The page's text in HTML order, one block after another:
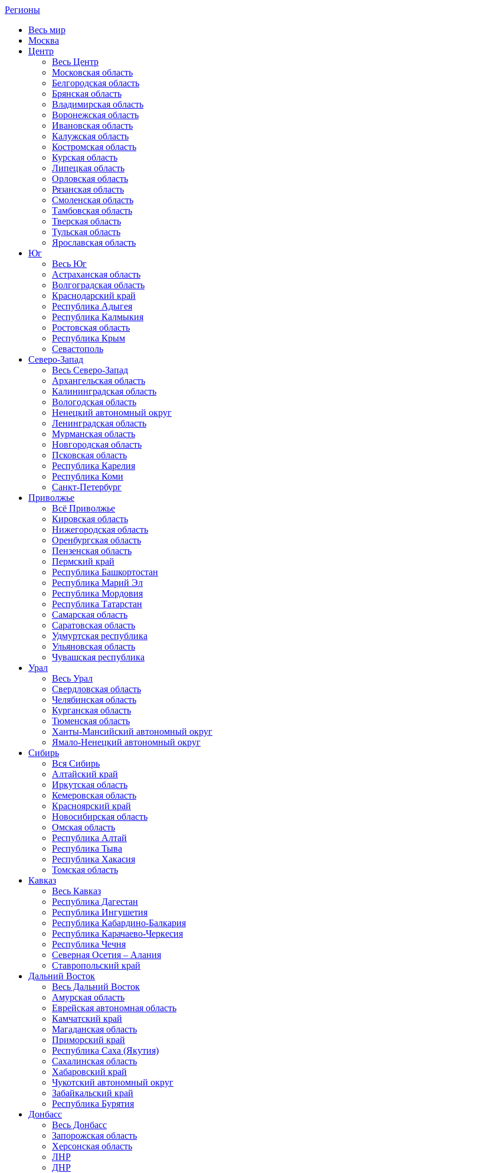
Регионы
Весь мир
Москва
Центр
Весь Центр
Московская область
Белгородская область
Брянская область
Владимирская область
Воронежская область
Ивановская область
Калужская область
Костромская область
Курская область
Липецкая область
Орловская область
Рязанская область
Смоленская область
Тамбовская область
Тверская область
Тульская область
Ярославская область
Юг
Весь Юг
Астраханская область
Волгоградская область
Краснодарский край
Республика Адыгея
Республика Калмыкия
Ростовская область
Республика Крым
Севастополь
Северо-Запад
Весь Северо-Запад
Архангельская область
Калининградская область
Вологодская область
Ненецкий автономный округ
Ленинградская область
Мурманская область
Новгородская область
Псковская область
Республика Карелия
Республика Коми
Санкт-Петербург
Приволжье
Всё Приволжье
Кировская область
Нижегородская область
Оренбургская область
Пензенская область
Пермский край
Республика Башкортостан
Республика Марий Эл
Республика Мордовия
Республика Татарстан
Самарская область
Саратовская область
Удмуртская республика
Ульяновская область
Чувашская республика
Урал
Весь Урал
Свердловская область
Челябинская область
Курганская область
Тюменская область
Ханты-Мансийский автономный округ
Ямало-Ненецкий автономный округ
Сибирь
Вся Сибирь
Алтайский край
Иркутская область
Кемеровская область
Красноярский край
Новосибирская область
Омская область
Республика Алтай
Республика Тыва
Республика Хакасия
Томская область
Кавказ
Весь Кавказ
Республика Дагестан
Республика Ингушетия
Республика Кабардино-Балкария
Республика Карачаево-Черкесия
Республика Чечня
Северная Осетия – Алания
Ставропольский край
Дальний Восток
Весь Дальний Восток
Амурская область
Еврейская автономная область
Камчатский край
Магаданская область
Приморский край
Республика Саха (Якутия)
Сахалинская область
Хабаровский край
Чукотский автономный округ
Забайкальский край
Республика Бурятия
Донбасс
Весь Донбасс
Запорожская область
Херсонская область
ЛНР
ДНР